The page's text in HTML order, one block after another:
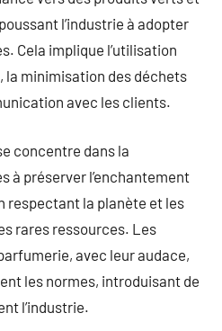
l’industrie à adopter
Cela implique l’utilisation
la minimisation des déchets
avec les clients.
concentre dans la
à préserver l’enchantement
respectant la planète et les
rares ressources. Les
avec leur audace,
les normes, introduisant de
l’industrie.